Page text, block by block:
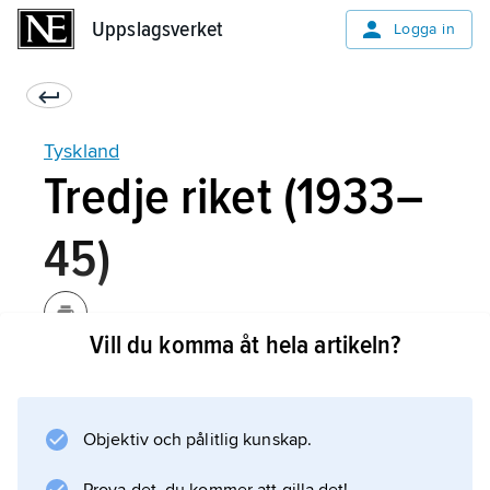
Uppslagsverket Logga in
Tyskland
Tredje riket (1933–
45)
Hermann Rauschning
) och innebar en total brytning med alla
bestående rättstraditioner. Lösenordet blev
Vill du komma åt hela artikeln?
Objektiv och pålitlig kunskap.